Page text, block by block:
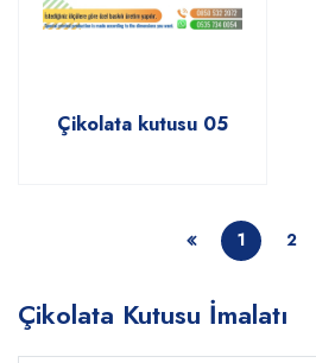
Çikolata kutusu 05
1 2
Çikolata Kutusu İmalatı